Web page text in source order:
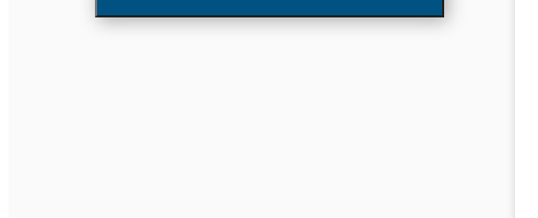
条件で絞り込む